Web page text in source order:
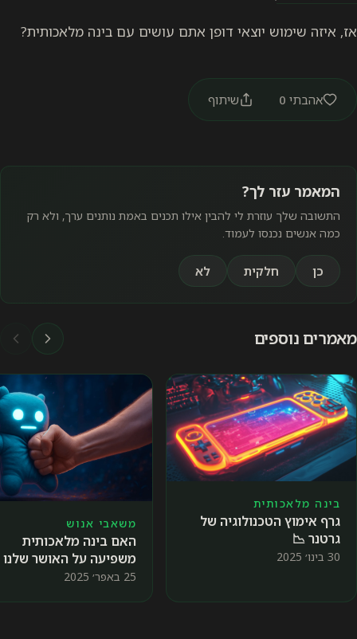
אז, איזה שימוש יוצאי דופן אתם עושים עם בינה מלאכותית?
אהבתי 0 שיתוף
המאמר עזר לך?
התשובה שלך עוזרת לי להבין אילו תכנים באמת נותנים ערך, ולא רק
כמה אנשים נכנסו לעמוד.
כן חלקית לא
מאמרים נוספים
בינה מלאכותית
גרף אימוץ הטכנולוגיה של
גרטנר 📉
30 בינו׳ 2025
משאבי אנוש
האם בינה מלאכותית
משפיעה על האושר שלנו
בעבודה?
25 באפר׳ 2025